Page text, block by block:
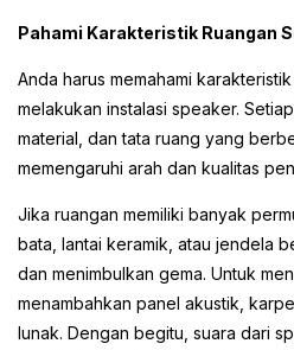
Pahami Karakteristik Ruangan
Anda harus memahami
melakukan instalasi speaker.
material, dan tata ruang yang
memengaruhi arah dan kualitas
Jika ruangan memiliki banyak
bata, lantai keramik, atau jendela
dan menimbulkan gema. Untuk
menambahkan panel akustik,
lunak. Dengan begitu, suara dari